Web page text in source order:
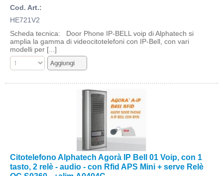
Cod. Art.:
HE721V2
Scheda tecnica: Door Phone IP-BELL voip di Alphatech si
amplia la gamma di videocitotelefoni con IP-Bell, con vari
modelli per [...]
Citotelefono Alphatech Agorà IP Bell 01 Voip, con 1
tasto, 2 relè - audio - con Rfid APS Mini + serve Relè